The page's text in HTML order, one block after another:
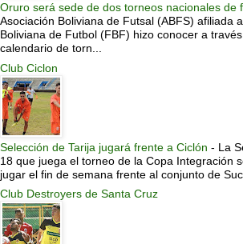
Oruro será sede de dos torneos nacionales de
Asociación Boliviana de Futsal (ABFS) afiliada
Boliviana de Futbol (FBF) hizo conocer a
calendario de torn...
Club Ciclon
Selección de Tarija jugará frente a Ciclón - La
18 que juega el torneo de la Copa Integración
jugar el fin de semana frente al conjunto de
Club Destroyers de Santa Cruz